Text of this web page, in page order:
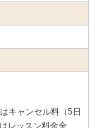
キャンセル料（5日